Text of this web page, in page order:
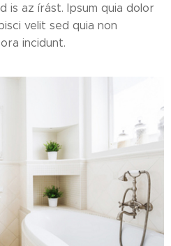
is az írást. Ipsum quia dolor
velit sed quia non
incidunt.